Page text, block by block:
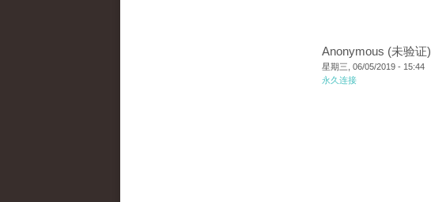
Anonymous (未验证)
星期三, 06/05/2019 - 15:44
永久连接